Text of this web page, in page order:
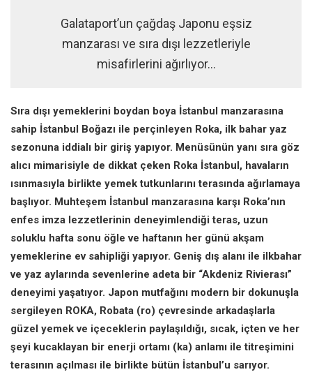
Galataport’un çağdaş Japonu eşsiz
manzarası ve sıra dışı lezzetleriyle
misafirlerini ağırlıyor…
Sıra dışı yemeklerini boydan boya İstanbul manzarasına
sahip İstanbul Boğazı ile perçinleyen Roka, ilk bahar yaz
sezonuna iddialı bir giriş yapıyor. Menüsünün yanı sıra göz
alıcı mimarisiyle de dikkat çeken Roka İstanbul, havaların
ısınmasıyla birlikte yemek tutkunlarını terasında ağırlamaya
başlıyor. Muhteşem İstanbul manzarasına karşı Roka’nın
enfes imza lezzetlerinin deneyimlendiği teras, uzun
soluklu hafta sonu öğle ve haftanın her günü akşam
yemeklerine ev sahipliği yapıyor. Geniş dış alanı ile ilkbahar
ve yaz aylarında sevenlerine adeta bir “Akdeniz Rivierası”
deneyimi yaşatıyor. Japon mutfağını modern bir dokunuşla
sergileyen ROKA, Robata (ro) çevresinde arkadaşlarla
güzel yemek ve içeceklerin paylaşıldığı, sıcak, içten ve her
şeyi kucaklayan bir enerji ortamı (ka) anlamı ile titreşimini
terasının açılması ile birlikte bütün İstanbul’u sarıyor.